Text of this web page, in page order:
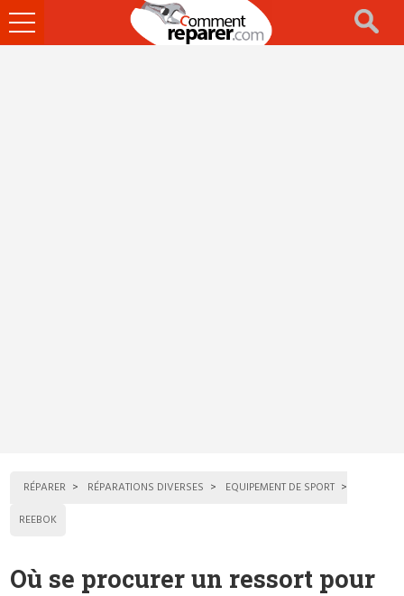
Ouvrir
le
RÉPARER RÉPARATIONS DIVERSES
EQUIPEMENT DE SPORT
REEBOK
Où se procurer un ressort pour